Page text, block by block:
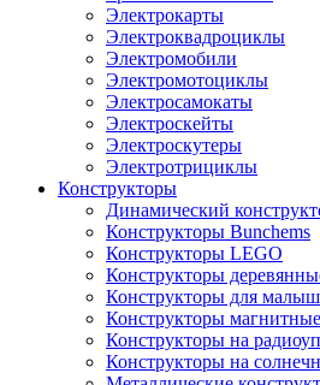
Электрокарты
Электроквадроциклы
Электромобили
Электромотоциклы
Электросамокаты
Электроскейты
Электроскутеры
Электротрициклы
Конструкторы
Динамический
Конструкторы Bunchems
Конструкторы LEGO
Конструкторы
Конструкторы для
Конструкторы магнитные
Конструкторы на
Конструкторы на